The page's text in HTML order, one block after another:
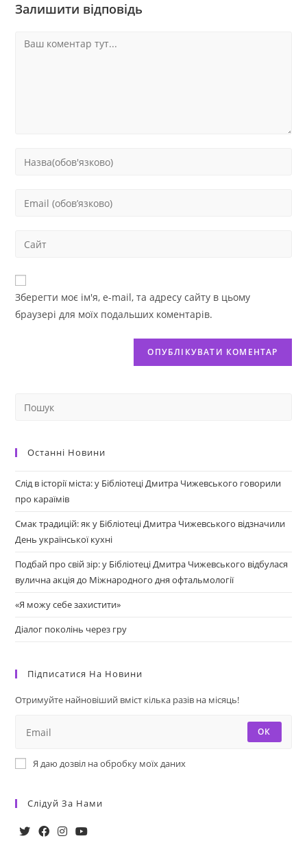
Залишити відповідь
Зберегти моє ім'я, e-mail, та адресу сайту в цьому
браузері для моїх подальших коментарів.
Останні Новини
Слід в історії міста: у Бібліотеці Дмитра Чижевського говорили
про караїмів
Смак традицій: як у Бібліотеці Дмитра Чижевського відзначили
День української кухні
Подбай про свій зір: у Бібліотеці Дмитра Чижевського відбулася
вулична акція до Міжнародного дня офтальмології
«Я можу себе захистити»
Діалог поколінь через гру
Підписатися На Новини
Отримуйте найновіший вміст кілька разів на місяць!
ОК
Я даю дозвіл на обробку моїх даних
Слідуй За Нами